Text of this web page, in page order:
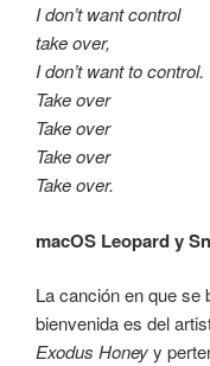
I don’t want control
take over,
I don’t want to control.
Take over
Take over
Take over
Take over.
macOS Leopard y
La canción en que se
bienvenida es del
Exodus Honeyy